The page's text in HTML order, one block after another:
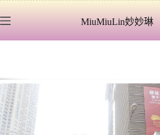
至
容
MiuMiuLin妙妙琳